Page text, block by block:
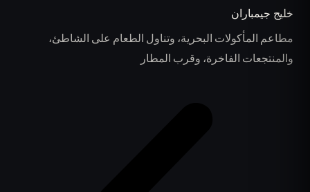
خليج جيمباران
مطاعم المأكولات البحرية، وتناول الطعام على الشاطئ،
والمنتجعات الفاخرة، وقرب المطار